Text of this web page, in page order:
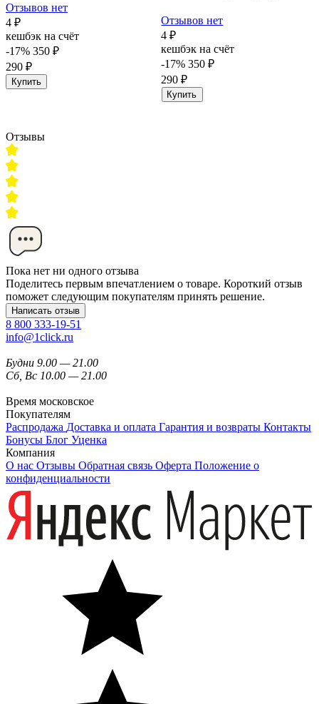
Отзывов нет
4 ₽
кешбэк на счёт
-17% 350 ₽
290 ₽
Купить
Отзывов нет
4 ₽
кешбэк на счёт
-17% 350 ₽
290 ₽
Купить
Отзывы
Пока нет ни одного отзыва
Поделитесь первым впечатлением о товаре. Короткий отзыв
поможет следующим покупателям принять решение.
Написать отзыв
8 800 333-19-51
info@1click.ru
Будни 9.00 — 21.00
Сб, Вс 10.00 — 21.00
Время московское
Покупателям
Распродажа Доставка и оплата Гарантия и возвраты Контакты
Бонусы Блог Уценка
Компания
О нас Отзывы Обратная связь Оферта Положение о
конфиденциальности